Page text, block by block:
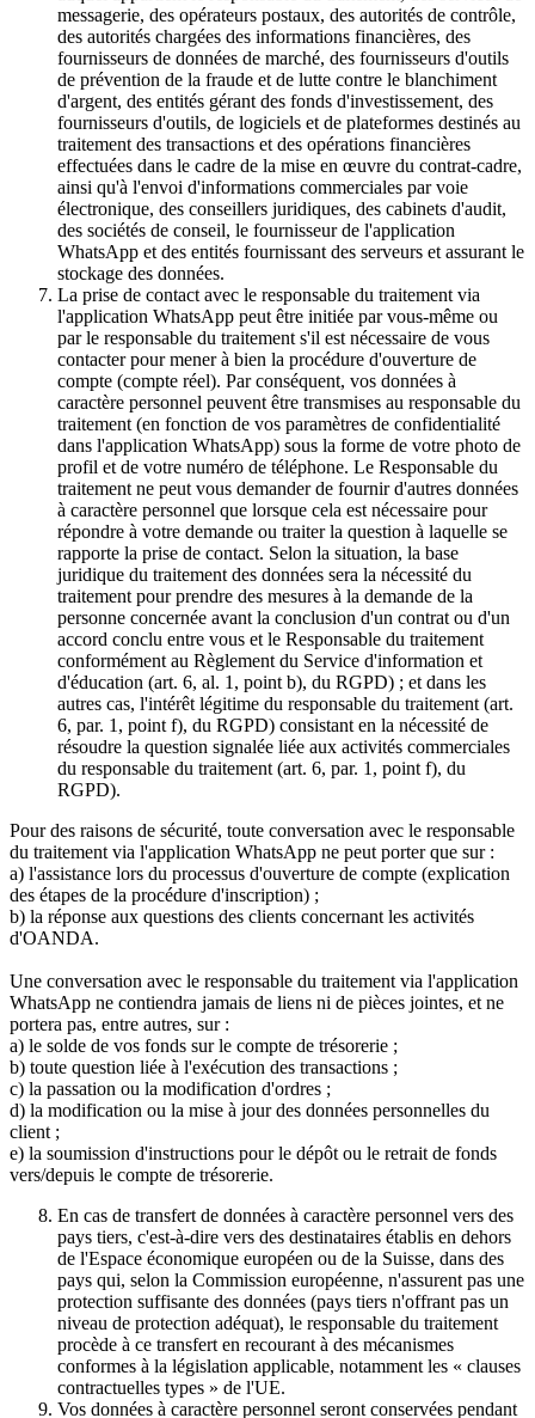
messagerie, des opérateurs postaux, des autorités de contrôle,
des autorités chargées des informations financières, des
fournisseurs de données de marché, des fournisseurs d'outils
de prévention de la fraude et de lutte contre le blanchiment
d'argent, des entités gérant des fonds d'investissement, des
fournisseurs d'outils, de logiciels et de plateformes destinés au
traitement des transactions et des opérations financières
effectuées dans le cadre de la mise en œuvre du contrat-cadre,
ainsi qu'à l'envoi d'informations commerciales par voie
électronique, des conseillers juridiques, des cabinets d'audit,
des sociétés de conseil, le fournisseur de l'application
WhatsApp et des entités fournissant des serveurs et assurant le
stockage des données.
La prise de contact avec le responsable du traitement via
l'application WhatsApp peut être initiée par vous-même ou
par le responsable du traitement s'il est nécessaire de vous
contacter pour mener à bien la procédure d'ouverture de
compte (compte réel). Par conséquent, vos données à
caractère personnel peuvent être transmises au responsable du
traitement (en fonction de vos paramètres de confidentialité
dans l'application WhatsApp) sous la forme de votre photo de
profil et de votre numéro de téléphone. Le Responsable du
traitement ne peut vous demander de fournir d'autres données
à caractère personnel que lorsque cela est nécessaire pour
répondre à votre demande ou traiter la question à laquelle se
rapporte la prise de contact. Selon la situation, la base
juridique du traitement des données sera la nécessité du
traitement pour prendre des mesures à la demande de la
personne concernée avant la conclusion d'un contrat ou d'un
accord conclu entre vous et le Responsable du traitement
conformément au Règlement du Service d'information et
d'éducation (art. 6, al. 1, point b), du RGPD) ; et dans les
autres cas, l'intérêt légitime du responsable du traitement (art.
6, par. 1, point f), du RGPD) consistant en la nécessité de
résoudre la question signalée liée aux activités commerciales
du responsable du traitement (art. 6, par. 1, point f), du
RGPD).
Pour des raisons de sécurité, toute conversation avec le responsable
du traitement via l'application WhatsApp ne peut porter que sur :
a) l'assistance lors du processus d'ouverture de compte (explication
des étapes de la procédure d'inscription) ;
b) la réponse aux questions des clients concernant les activités
d'OANDA.
Une conversation avec le responsable du traitement via l'application
WhatsApp ne contiendra jamais de liens ni de pièces jointes, et ne
portera pas, entre autres, sur :
a) le solde de vos fonds sur le compte de trésorerie ;
b) toute question liée à l'exécution des transactions ;
c) la passation ou la modification d'ordres ;
d) la modification ou la mise à jour des données personnelles du
client ;
e) la soumission d'instructions pour le dépôt ou le retrait de fonds
vers/depuis le compte de trésorerie.
En cas de transfert de données à caractère personnel vers des
pays tiers, c'est-à-dire vers des destinataires établis en dehors
de l'Espace économique européen ou de la Suisse, dans des
pays qui, selon la Commission européenne, n'assurent pas une
protection suffisante des données (pays tiers n'offrant pas un
niveau de protection adéquat), le responsable du traitement
procède à ce transfert en recourant à des mécanismes
conformes à la législation applicable, notamment les « clauses
contractuelles types » de l'UE.
Vos données à caractère personnel seront conservées pendant